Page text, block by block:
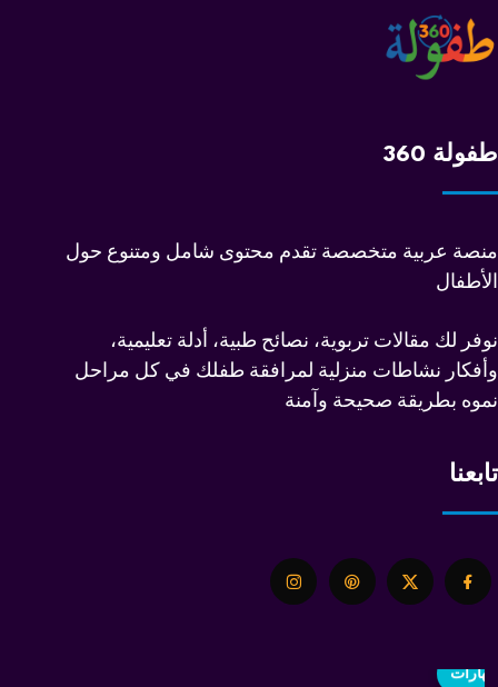
طفولة 360
منصة عربية متخصصة تقدم محتوى شامل ومتنوع حول
الأطفال
نوفر لك مقالات تربوية، نصائح طبية، أدلة تعليمية،
وأفكار نشاطات منزلية لمرافقة طفلك في كل مراحل
نموه بطريقة صحيحة وآمنة
تابعنا